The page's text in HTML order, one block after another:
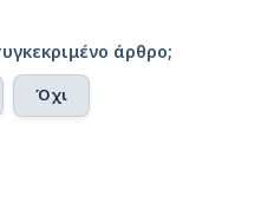
άρθρο;
Όχι